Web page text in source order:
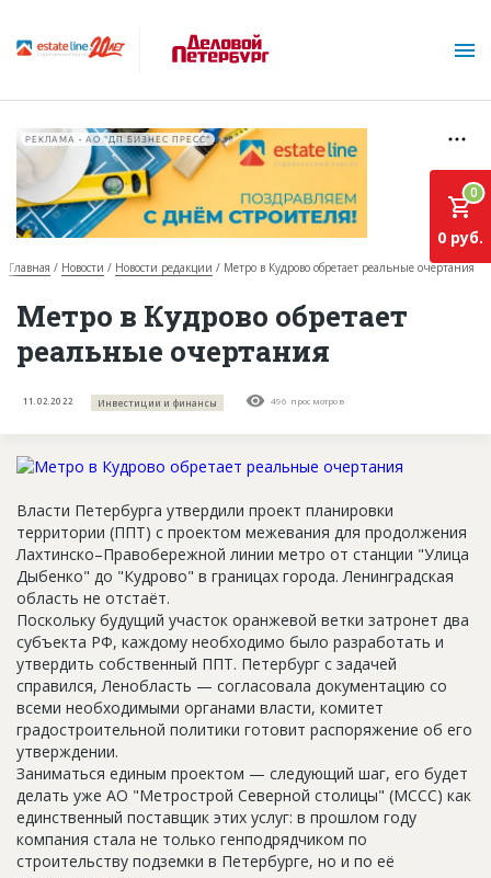
О проекте
Горячие объекты
Глоссарий
Новости
Платные услуги
Пресс-релизы
Правила работы
Контакты
Личный кабинет
РЕКЛАМА • АО "ДП БИЗНЕС ПРЕСС"
Главная Новости Новости редакции Метро в Кудрово обретает реальные очертания
Метро в Кудрово обретает
реальные очертания
11.02.2022 Инвестиции и финансы 496 просмотров
0
0 руб.
Власти Петербурга утвердили проект планировки
территории (ППТ) с проектом межевания для продолжения
Лахтинско–Правобережной линии метро от станции "Улица
Дыбенко" до "Кудрово" в границах города. Ленинградская
область не отстаёт.
Поскольку будущий участок оранжевой ветки затронет два
субъекта РФ, каждому необходимо было разработать и
утвердить собственный ППТ. Петербург с задачей
справился, Ленобласть — согласовала документацию со
всеми необходимыми органами власти, комитет
градостроительной политики готовит распоряжение об его
утверждении.
Заниматься единым проектом — следующий шаг, его будет
делать уже АО "Метрострой Северной столицы" (МССС) как
единственный поставщик этих услуг: в прошлом году
компания стала не только генподрядчиком по
строительству подземки в Петербурге, но и по её